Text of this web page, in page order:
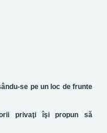
se pe un loc de frunte
privaţi îşi propun să